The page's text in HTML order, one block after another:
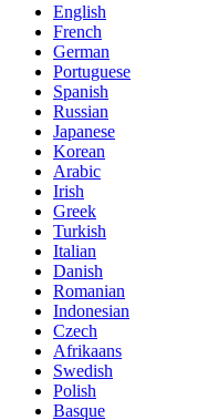
English
French
German
Portuguese
Spanish
Russian
Japanese
Korean
Arabic
Irish
Greek
Turkish
Italian
Danish
Romanian
Indonesian
Czech
Afrikaans
Swedish
Polish
Basque